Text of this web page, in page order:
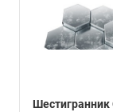
Шестигранник